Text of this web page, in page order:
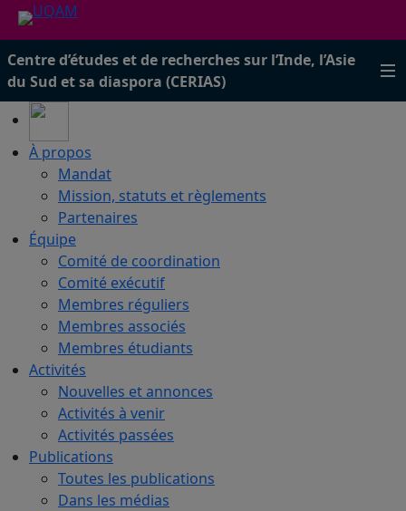
Centre d’études et de recherches sur l’Inde, l’Asie
du Sud et sa diaspora (CERIAS)
À propos
Mandat
Mission, statuts et règlements
Partenaires
Équipe
Comité de coordination
Comité exécutif
Membres réguliers
Membres associés
Membres étudiants
Activités
Nouvelles et annonces
Activités à venir
Activités passées
Publications
Toutes les publications
Dans les médias